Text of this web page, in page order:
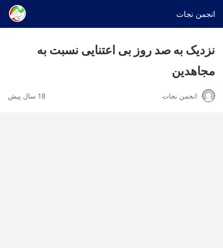
انجمن نجات
نزدیک به صد روز بی اعتنایی نسبت به
مجاهدین
انجمن نجات 18 سال پیش